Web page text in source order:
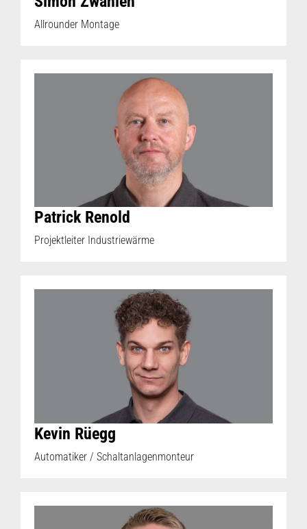
Allrounder Montage
Patrick Renold
Projektleiter Industriewärme
Kevin Rüegg
Automatiker / Schaltanlagenmonteur